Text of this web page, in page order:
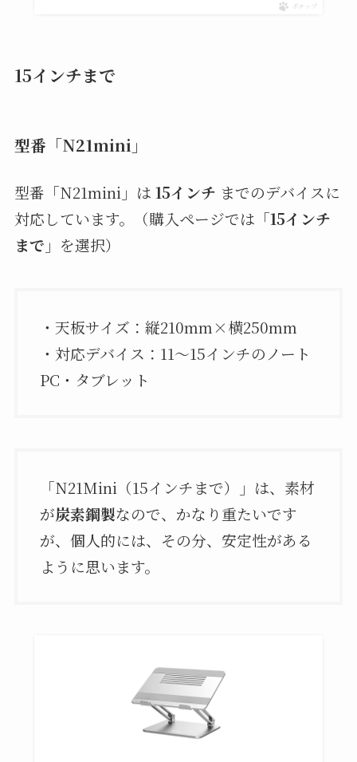
ポチップ
15インチまで
型番「N21mini」
型番「N21mini」は 15インチ までのデバイスに
対応しています。（購入ページでは「15インチ
まで 」を選択）
・天板サイズ：縦210mm×横250mm
・対応デバイス：11〜15インチのノート
PC・タブレット
「N21Mini（15インチまで）」は、素材
が炭素鋼製なので、かなり重たいです
が、個人的には、その分、安定性がある
ように思います。